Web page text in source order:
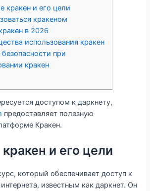
кракен и его цели
кракеном
в 2026
использования кракен
при
кракен
доступом к даркнету,
предоставляет полезную
Кракен.
и его цели
который обеспечивает доступ к
известным как даркнет. Он